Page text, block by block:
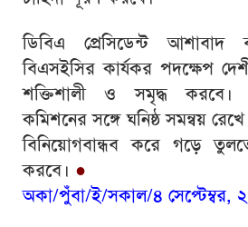
ডিবিএ প্রেসিডেন্ট
বিএসইসির কার্যকর পদক্ষেপ
শক্তিশালী ও সমৃদ্ধ করবে।
কমিশনের সঙ্গে ঘনিষ্ঠ সমন্বয়
বিনিয়োগবান্ধব করে গড়ে
করবে। ●
অকা/পুঁবা/ই/সকাল/৪ সেপ্টেম্বর,